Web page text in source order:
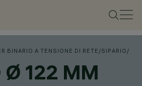
BINARIO A TENSIONE DI RETE /SIPARIO /
Ø 122 MM